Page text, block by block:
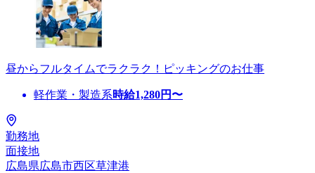
昼からフルタイムでラクラク！ピッキングのお仕事
軽作業・製造系時給1,280円〜
勤務地
面接地
広島県広島市西区草津港